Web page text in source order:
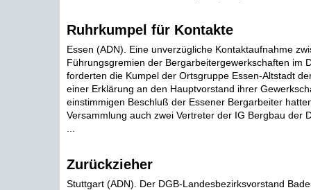
Ruhrkumpel für Kontakte
Essen (ADN). Eine unverzügliche Kontaktaufnahme
Führungsgremien der Bergarbeitergewerkschaften im
forderten die Kumpel der Ortsgruppe Essen-Altstadt
einer Erklärung an den Hauptvorstand ihrer
einstimmigen Beschluß der Essener Bergarbeiter
Versammlung auch zwei Vertreter der IG Bergbau der
Zurückzieher
Stuttgart (ADN). Der DGB-Landesbezirksvorstand